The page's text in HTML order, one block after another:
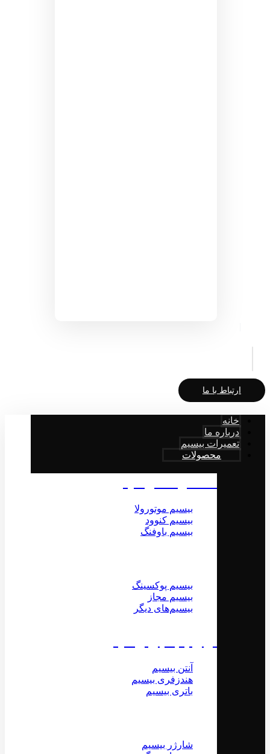
ارتباط با ما
خانه
درباره ما
تعمیرات بیسیم
محصولات
بیسیم موتورولا
بیسیم کنوود
بیسیم باوفنگ
بیسیم پوکسینگ
بیسیم مجاز
بیسیم‌های دیگر
آنتن بیسیم
هندزفری بیسیم
باتری بیسیم
شارژر بیسیم